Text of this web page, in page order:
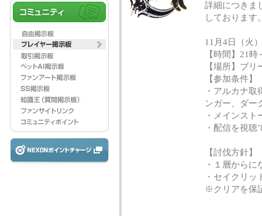
詳細につきま
しております
11月4日（火
【時間】21時
【場所】ブ
【参加条件】
・アルカナ
ンガー、ダー
・メインス
・配信を視
【討伐方針】
・１層からに
・セイクリ
※クリアを保